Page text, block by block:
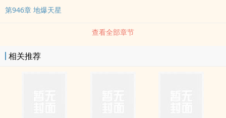
第946章 地爆天星
查看全部章节
相关推荐